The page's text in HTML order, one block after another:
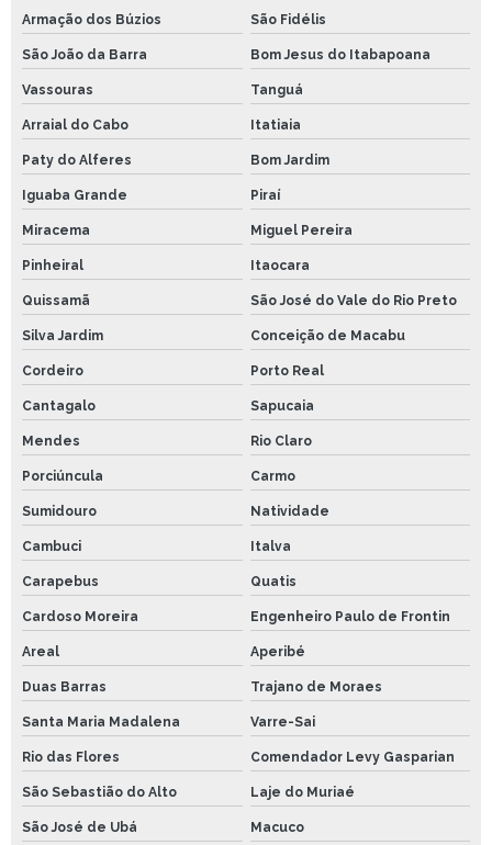
Armação dos Búzios São Fidélis
São João da Barra Bom Jesus do Itabapoana
Vassouras Tanguá
Arraial do Cabo Itatiaia
Paty do Alferes Bom Jardim
Iguaba Grande Piraí
Miracema Miguel Pereira
Pinheiral Itaocara
Quissamã São José do Vale do Rio Preto
Silva Jardim Conceição de Macabu
Cordeiro Porto Real
Cantagalo Sapucaia
Mendes Rio Claro
Porciúncula Carmo
Sumidouro Natividade
Cambuci Italva
Carapebus Quatis
Cardoso Moreira Engenheiro Paulo de Frontin
Areal Aperibé
Duas Barras Trajano de Moraes
Santa Maria Madalena Varre-Sai
Rio das Flores Comendador Levy Gasparian
São Sebastião do Alto Laje do Muriaé
São José de Ubá
Macuco